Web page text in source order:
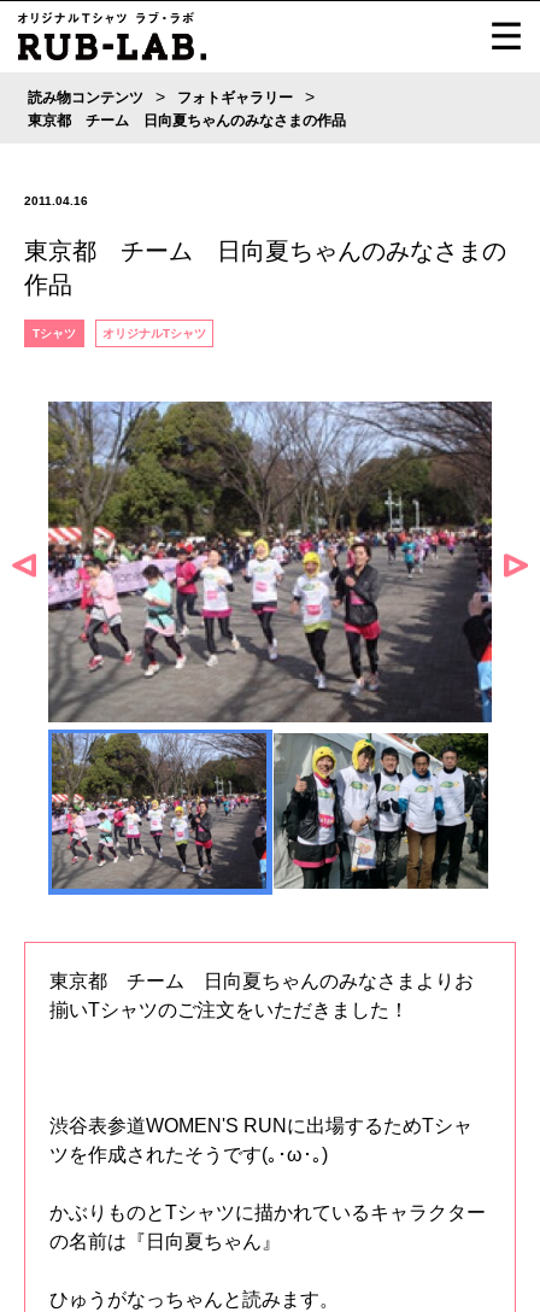
読み物コンテンツ > フォトギャラリー >
東京都 チーム 日向夏ちゃんのみなさまの作品
2011.04.16
東京都 チーム 日向夏ちゃんのみなさまの
作品
Tシャツ オリジナルTシャツ
東京都 チーム 日向夏ちゃんのみなさまよりお
揃いTシャツのご注文をいただきました！
渋谷表参道WOMEN'S RUNに出場するためTシャ
ツを作成されたそうです(｡･ω･｡)
かぶりものとTシャツに描かれているキャラクター
の名前は『日向夏ちゃん』
ひゅうがなっちゃんと読みます。